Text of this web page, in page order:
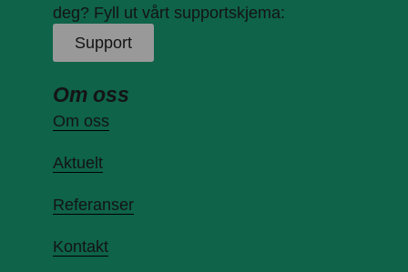
deg? Fyll ut vårt supportskjema:
Support
Om oss
Om oss
Aktuelt
Referanser
Kontakt